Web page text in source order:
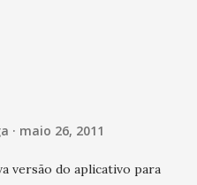
maio 26, 2011
versão do aplicativo para